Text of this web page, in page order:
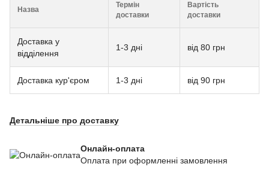
Назва
Термін
доставки
Вартість
доставки
Доставка у
відділення
1-3 дні від 80 грн
Доставка кур'єром 1-3 дні від 90 грн
Детальніше про доставку
Онлайн-оплата
Оплата при оформленні замовлення